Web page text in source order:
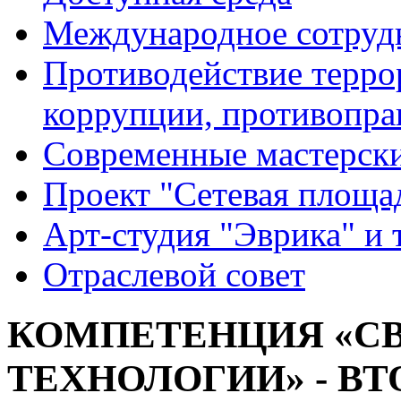
Международное
Противодействие
коррупции,
Современные
Проект "Сетевая
Арт-студия "Эврика" и
Отраслевой совет
КОМПЕТЕНЦИЯ
ТЕХНОЛОГИИ» -